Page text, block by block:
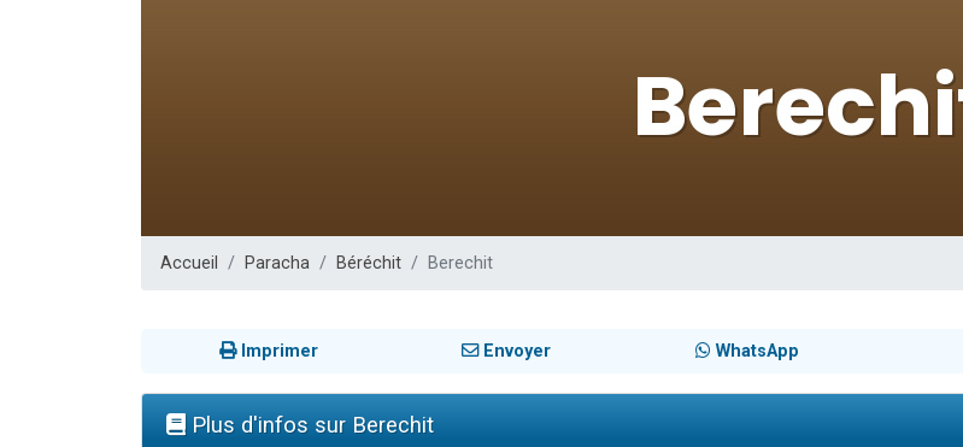
30 personnes viennent de faire un don pour Sauvez la jambe de Yohan
Il reste 49 places pour étudier en groupe sur Zoom
Accueil Paracha Béréchit Berechit
Imprimer Envoyer WhatsApp
Plus d'infos sur Berechit